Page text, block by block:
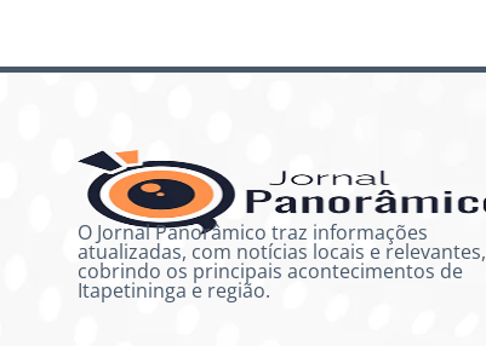
O Jornal Panorâmico traz informações
atualizadas, com notícias locais e relevantes,
cobrindo os principais acontecimentos de
Itapetininga e região.